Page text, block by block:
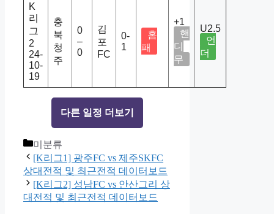
K
리
그
2
24-
10-
19
충
북
청
주
0
–
0
김
포
FC
0-
1
홈
패
+1
핸
디
무
U2.5
언
더
다른 일정 더보기
Categories
미분류
[K리그1] 광주FC vs 제주SKFC
상대전적 및 최근전적 데이터보드
[K리그2] 성남FC vs 안산그리 상
대전적 및 최근전적 데이터보드